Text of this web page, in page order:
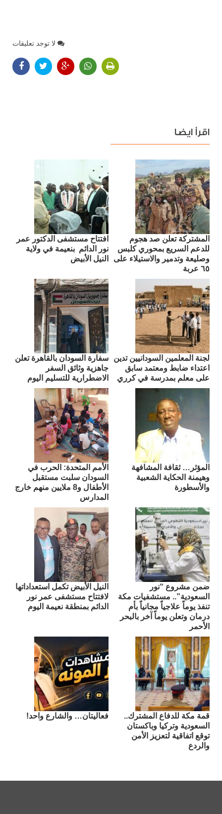
لا توجد تعليقات
اقرأ ايضا
المشتركة تعلن صد هجوم
للدعم السريع بمحوري كلبس
وصليعة وتدمير والاستيلاء على
٦٥ عربة
افتتاح مستشفى الدكتور عمر
نور الدائم بنعيمة في ولاية
النيل الأبيض
لجنة المعلمين السودانيين تدين
اعتداء ضابط ومعتمد سابق
على معلم بمدرسة في كرري
سفارة السودان بالقاهرة تعلن
جاهزية وثائق السفر
الاضطرارية للتسليم اليوم
المؤثر… ثقافة المشافهة
وهيمنة الحكاية الشعبية
والأسطورة
الأمم المتحدة: الحرب في
السودان سلبت مستقبل
الأطفال و8 ملايين منهم خارج
المدارس
ضمن مشروع “نور
السعودية”.. مستشفيات مكة
تنفذ يوماً علاجياً مجانياً بأم
درمان وتعلن يوماً آخر بالبحر
الأحمر
النيل الأبيض تكمل استعداداتها
لافتتاح مستشفى عمر نور
الدائم بمنطقة نعيمة اليوم
قمة مكة للدفاع المشترك..
السعودية وتركيا وباكستان
توقع اتفاقية لتعزيز الأمن
والردع
فعاليتان… والشارع واحد!